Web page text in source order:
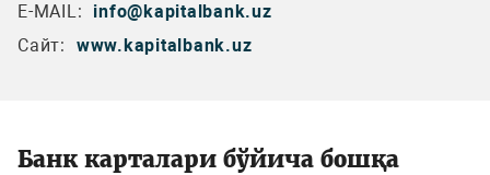
E-MAIL:
info@kapitalbank.uz
Сайт:
www.kapitalbank.uz
Банк карталари бўйича бошқа